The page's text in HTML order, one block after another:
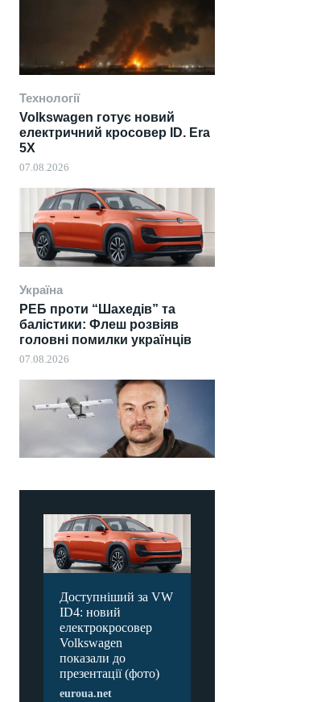
Технології
Volkswagen готує новий
електричний кросовер ID. Era
5X
07.08.2026
Україна
РЕБ проти “Шахедів” та
балістики: Флеш розвіяв
головні помилки українців
07.08.2026
Доступніший за VW
ID4: новий
електрокросовер
Volkswagen
показали до
презентації (фото)
euroua.net